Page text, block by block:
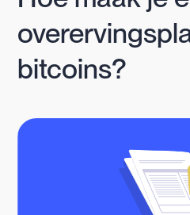
bitcoins?